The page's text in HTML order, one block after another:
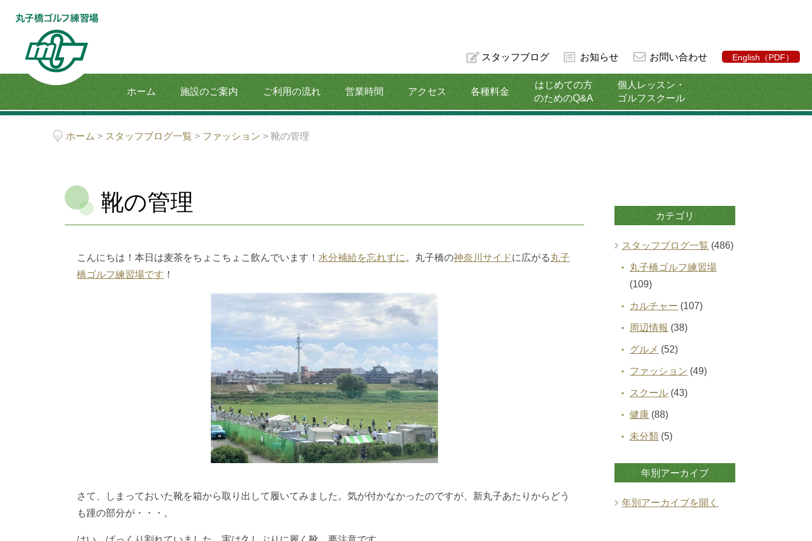
ホーム 施設のご案内 ご利用の流れ 営業時間 アクセス 各種料金
はじめての方
のためのQ&A
個人レッスン・
ゴルフスクール
スタッフブログ お知らせ お問い合わせ English（PDF）
ホーム > スタッフブログ一覧 > ファッション >靴の管理
靴の管理
こんにちは！本日は麦茶をちょこちょこ飲んでいます！ 水分補給を忘れずに 。丸子橋の神奈川サイドに広がる丸子
橋ゴルフ練習場です ！
さて、しまっておいた靴を箱から取り出して履いてみました。気が付かなかったのですが、新丸子あたりからどう
も踵の部分が・・・。
カテゴリ
スタッフブログ一覧 (486)
丸子橋ゴルフ練習場
(109)
カルチャー (107)
周辺情報 (38)
グルメ (52)
ファッション (49)
スクール (43)
健康 (88)
未分類 (5)
年別アーカイブ
年別アーカイブを開く